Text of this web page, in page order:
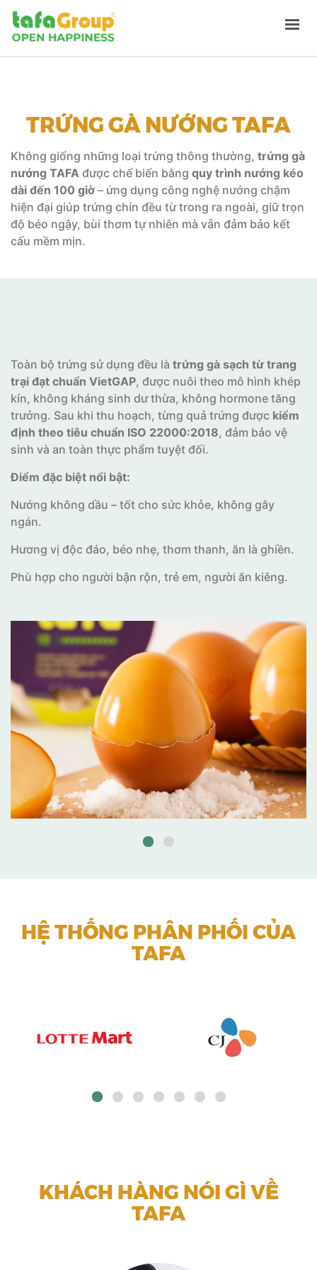
SẢN PHẨM
TUYỂN DỤNG
TIN TỨC
LIÊN HỆ
TRỨNG GÀ NƯỚNG TAFA
Không giống những loại trứng thông thường, trứng gà
nướng TAFA được chế biến bằng quy trình nướng kéo
dài đến 100 giờ – ứng dụng công nghệ nướng chậm
hiện đại giúp trứng chín đều từ trong ra ngoài, giữ trọn
độ béo ngậy, bùi thơm tự nhiên mà vẫn đảm bảo kết
cấu mềm mịn.
Toàn bộ trứng sử dụng đều là trứng gà sạch từ trang
trại đạt chuẩn VietGAP, được nuôi theo mô hình khép
kín, không kháng sinh dư thừa, không hormone tăng
trưởng. Sau khi thu hoạch, từng quả trứng được kiểm
định theo tiêu chuẩn ISO 22000:2018, đảm bảo vệ
sinh và an toàn thực phẩm tuyệt đối.
Điểm đặc biệt nổi bật:
Nướng không dầu – tốt cho sức khỏe, không gây
ngán.
Hương vị độc đáo, béo nhẹ, thơm thanh, ăn là ghiền.
Phù hợp cho người bận rộn, trẻ em, người ăn kiêng.
HỆ THỐNG PHÂN PHỐI CỦA
TAFA
KHÁCH HÀNG NÓI GÌ VỀ
TAFA